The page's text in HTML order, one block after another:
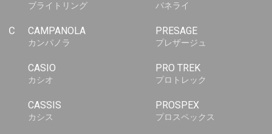
ブライトリング
C CAMPANOLA
カンパノラ
CASIO
カシオ
CASSIS
カシス
パネライ
PRESAGE
プレザージュ
PRO TREK
プロトレック
PROSPEX
プロスペックス